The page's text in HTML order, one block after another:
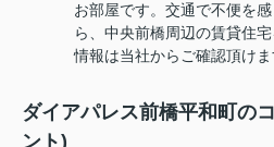
お部屋です。交通で不便を
ら、中央前橋周辺の賃貸住
情報は当社からご確認頂けま
ダイアパレス前橋平和町の
ント)